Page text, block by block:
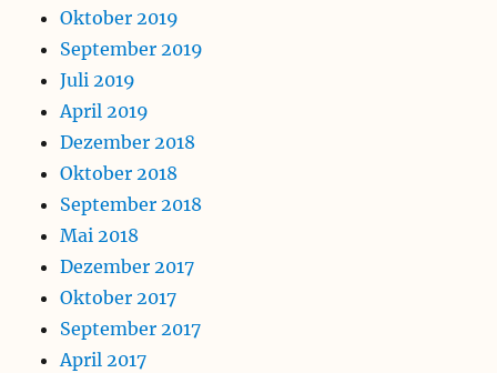
Oktober 2019
September 2019
Juli 2019
April 2019
Dezember 2018
Oktober 2018
September 2018
Mai 2018
Dezember 2017
Oktober 2017
September 2017
April 2017